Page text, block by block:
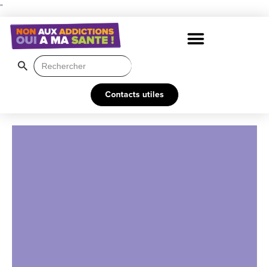
"
Search
for:
Search Button
Contacts utiles